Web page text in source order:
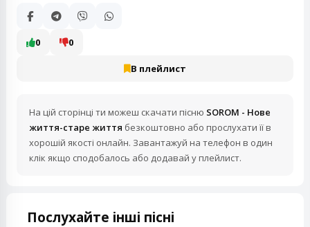
0 0
В плейлист
На цій сторінці ти можеш скачати пісню SOROM - Нове
життя-старе життя безкоштовно або прослухати її в
хорошій якості онлайн. Завантажуй на телефон в один
клік якщо сподобалось або додавай у плейлист.
Послухайте інші пісні